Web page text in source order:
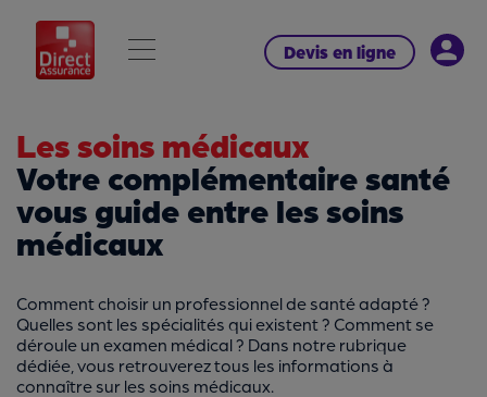
Devis en ligne
Les soins médicaux
Votre complémentaire santé
vous guide entre les soins
médicaux
Comment choisir un professionnel de santé adapté ?
Quelles sont les spécialités qui existent ? Comment se
déroule un examen médical ? Dans notre rubrique
dédiée, vous retrouverez tous les informations à
connaître sur les soins médicaux.